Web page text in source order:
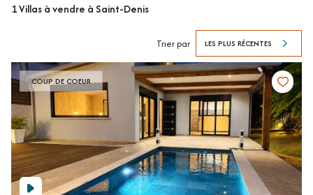
1Villas à vendre à Saint-Denis
Trier par LES PLUS RÉCENTES
COUP DE COEUR